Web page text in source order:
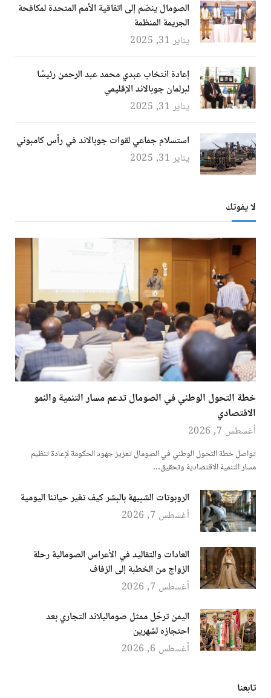
الصومال ينضم إلى اتفاقية الأمم المتحدة لمكافحة
الجريمة المنظمة
يناير 31, 2025
إعادة انتخاب عبدي محمد عبد الرحمن رئيسًا
لبرلمان جوبالاند الإقليمي
يناير 31, 2025
استسلام جماعي لقوات جوبالاند في رأس كامبوني
يناير 31, 2025
لا يفوتك
خطة التحول الوطني في الصومال تدعم مسار التنمية والنمو
الاقتصادي
أغسطس 7, 2026
تواصل خطة التحول الوطني في الصومال تعزيز جهود الحكومة لإعادة تنظيم
مسار التنمية الاقتصادية وتحقيق…
الروبوتات الشبيهة بالبشر كيف تغير حياتنا اليومية
أغسطس 7, 2026
العادات والتقاليد في الأعراس الصومالية رحلة
الزواج من الخطبة إلى الزفاف
أغسطس 7, 2026
اليمن ترحّل ممثل صوماليلاند التجاري بعد
احتجازه لشهرين
أغسطس 6, 2026
تابعنا